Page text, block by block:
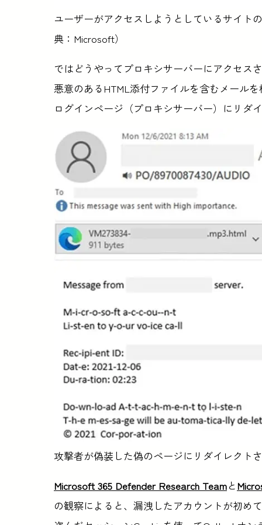
ユーザーがアクセスしようとしているサイト
典：Microsoft）
ではどうやってプロキシサーバーにアクセス
悪意のあるHTML添付ファイルを含むメール
ログインページ（プロキシサーバー）にリダ
攻撃者が偽装した偽のページにリダイレクト
Microsoft 365 Defender Research Teamと
の観察によると、漏洩したアカウントが初め